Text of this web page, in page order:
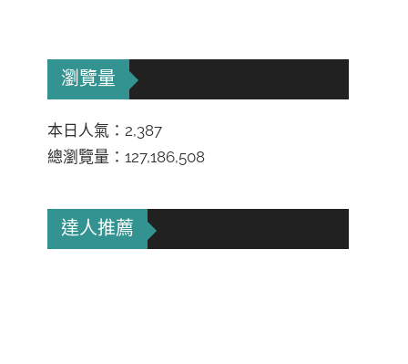
瀏覽量
本日人氣：2,387
總瀏覽量：127,186,508
達人推薦